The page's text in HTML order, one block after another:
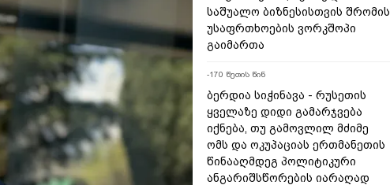
საშუალო ბიზნესისთვის შრომის
უსაფრთხოების ვორკშოპი
გაიმართა
-170 წუთის წინ
ბერდია სიჭინავა - რუსეთის
ყველაზე დიდი გამარჯვება
იქნება, თუ გამოვლილ მძიმე
ომს და ოკუპაციას ერთმანეთის
წინააღმდეგ პოლიტიკური
ანგარიშსწორების იარაღად